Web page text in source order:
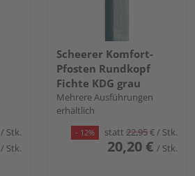
/ Stk.
/ Stk.
Scheerer Komfort-
Pfosten Rundkopf
Fichte KDG grau
Mehrere Ausführungen
erhältlich
- 12% statt 22,95€/ Stk.
20,20 € / Stk.